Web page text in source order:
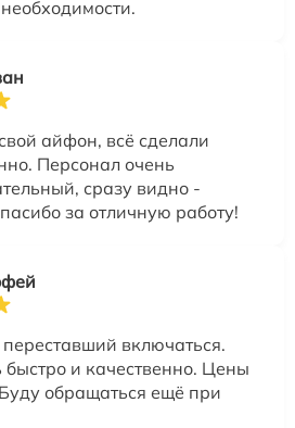
айфон, всё сделали
Персонал очень
сразу видно -
за отличную работу!
включаться.
быстро и качественно. Цены
обращаться ещё при